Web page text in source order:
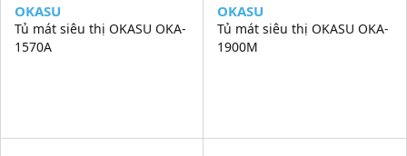
OKASU
Tủ mát siêu thị OKASU OKA-
1570A
OKASU
Tủ mát siêu thị OKASU OKA-
1900M